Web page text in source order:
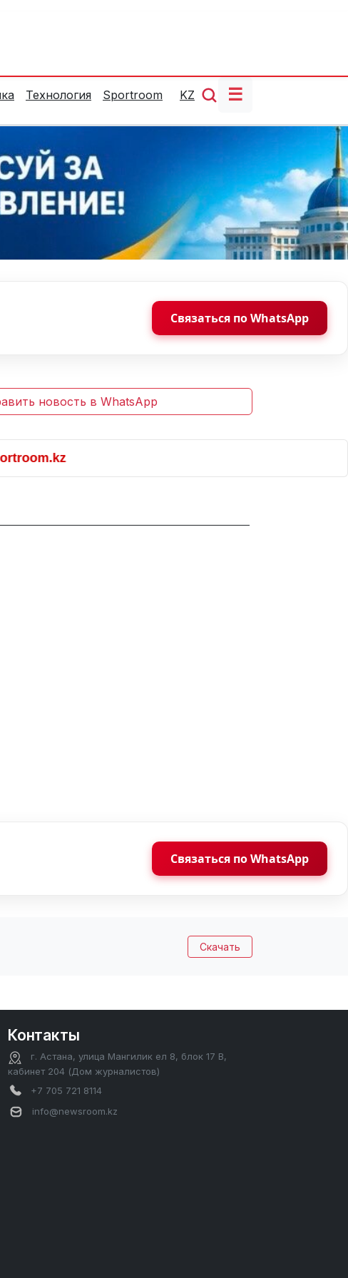
Технология Sportroom KZ ☰
Связаться по WhatsApp
новость в WhatsApp
Связаться по WhatsApp
Скачать
Контакты
г. Астана, улица Мангилик ел 8, блок 17 В,
кабинет 204 (Дом журналистов)
+7 705 721 8114
info@newsroom.kz